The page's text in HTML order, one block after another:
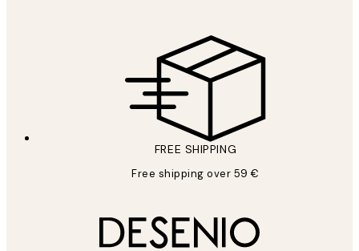
FREE SHIPPING
Free shipping over 59 €